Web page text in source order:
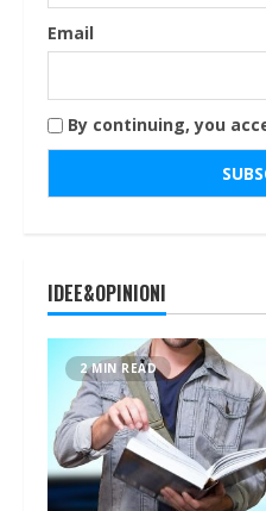
Email
By continuing, you
IDEE&OPINIONI
2 MIN READ